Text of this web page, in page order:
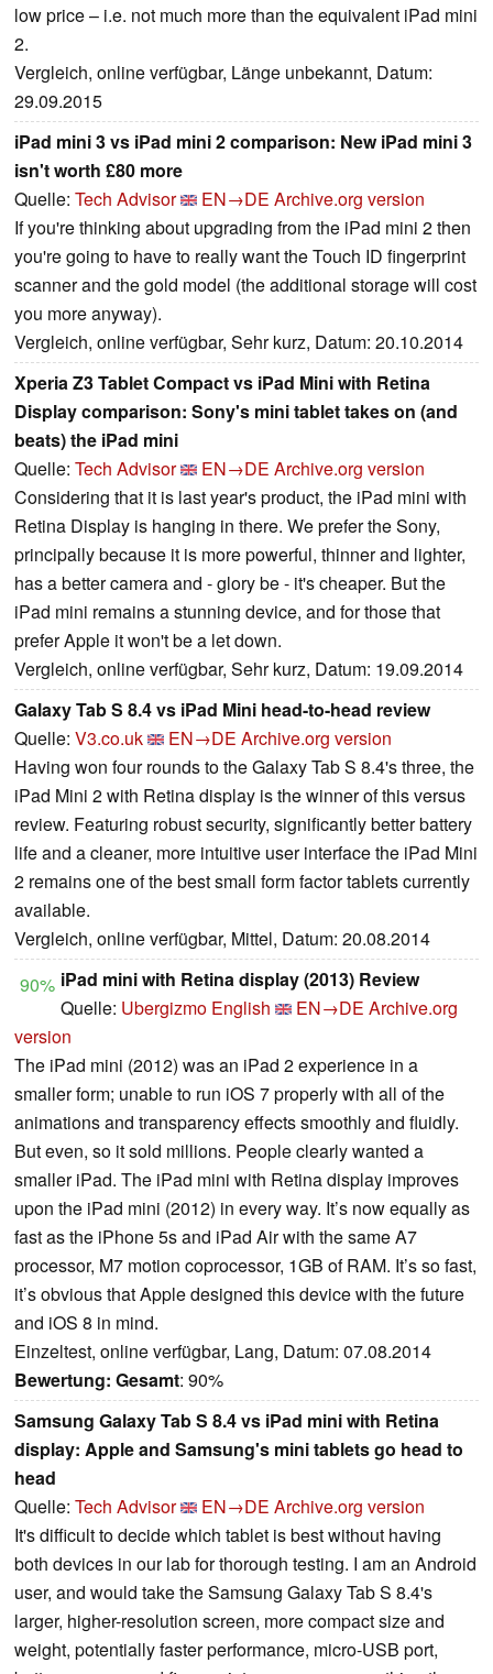
low price – i.e. not much more than the equivalent iPad mini
2.
Vergleich, online verfügbar, Länge unbekannt, Datum:
29.09.2015
iPad mini 3 vs iPad mini 2 comparison: New iPad mini 3
isn't worth £80 more
Quelle: Tech Advisor EN→DE Archive.org version
If you're thinking about upgrading from the iPad mini 2 then
you're going to have to really want the Touch ID fingerprint
scanner and the gold model (the additional storage will cost
you more anyway).
Vergleich, online verfügbar, Sehr kurz, Datum: 20.10.2014
Xperia Z3 Tablet Compact vs iPad Mini with Retina
Display comparison: Sony's mini tablet takes on (and
beats) the iPad mini
Quelle: Tech Advisor EN→DE Archive.org version
Considering that it is last year's product, the iPad mini with
Retina Display is hanging in there. We prefer the Sony,
principally because it is more powerful, thinner and lighter,
has a better camera and - glory be - it's cheaper. But the
iPad mini remains a stunning device, and for those that
prefer Apple it won't be a let down.
Vergleich, online verfügbar, Sehr kurz, Datum: 19.09.2014
Galaxy Tab S 8.4 vs iPad Mini head-to-head review
Quelle: V3.co.uk EN→DE Archive.org version
Having won four rounds to the Galaxy Tab S 8.4's three, the
iPad Mini 2 with Retina display is the winner of this versus
review. Featuring robust security, significantly better battery
life and a cleaner, more intuitive user interface the iPad Mini
2 remains one of the best small form factor tablets currently
available.
Vergleich, online verfügbar, Mittel, Datum: 20.08.2014
90% iPad mini with Retina display (2013) Review
Quelle: Ubergizmo English EN→DE Archive.org
version
The iPad mini (2012) was an iPad 2 experience in a
smaller form; unable to run iOS 7 properly with all of the
animations and transparency effects smoothly and fluidly.
But even, so it sold millions. People clearly wanted a
smaller iPad. The iPad mini with Retina display improves
upon the iPad mini (2012) in every way. It’s now equally as
fast as the iPhone 5s and iPad Air with the same A7
processor, M7 motion coprocessor, 1GB of RAM. It’s so fast,
it’s obvious that Apple designed this device with the future
and iOS 8 in mind.
Einzeltest, online verfügbar, Lang, Datum: 07.08.2014
Bewertung: Gesamt: 90%
Samsung Galaxy Tab S 8.4 vs iPad mini with Retina
display: Apple and Samsung's mini tablets go head to
head
Quelle: Tech Advisor EN→DE Archive.org version
It's difficult to decide which tablet is best without having
both devices in our lab for thorough testing. I am an Android
user, and would take the Samsung Galaxy Tab S 8.4's
larger, higher-resolution screen, more compact size and
weight, potentially faster performance, micro-USB port,